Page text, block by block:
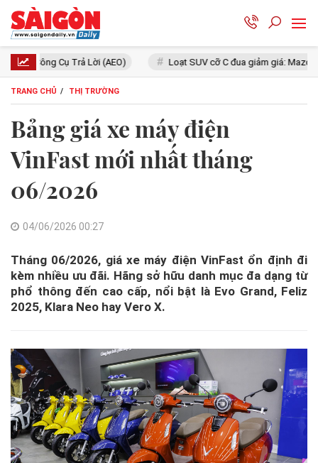
Lời (AEO) Loạt SUV cỡ C đua giảm giá: Mazda CX-5 giá ngang xe
TRANG CHỦ THỊ TRƯỜNG
Bảng giá xe máy điện
VinFast mới nhất tháng
06/2026
04/06/2026 00:27
Tháng 06/2026, giá xe máy điện VinFast ổn định đi
kèm nhiều ưu đãi. Hãng sở hữu danh mục đa dạng từ
phổ thông đến cao cấp, nổi bật là Evo Grand, Feliz
2025, Klara Neo hay Vero X.